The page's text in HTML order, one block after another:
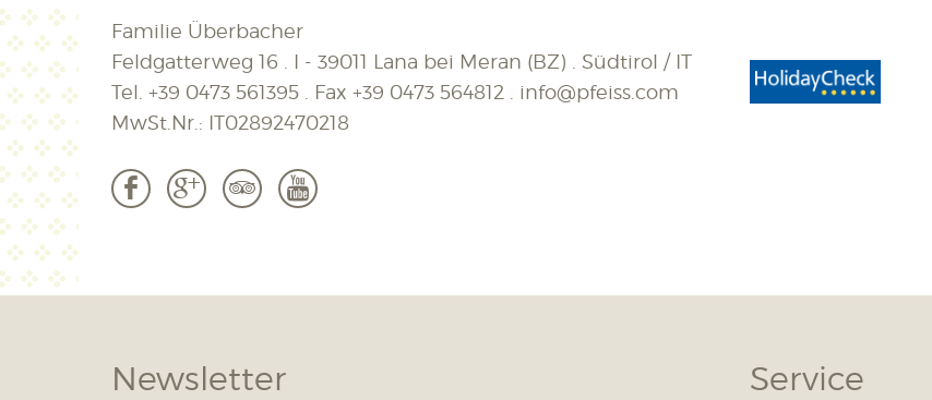
Familie Überbacher
Feldgatterweg 16 . I - 39011 Lana bei Meran (BZ) . Südtirol / IT
Tel. +39 0473 561395 . Fax +39 0473 564812
info@pfeiss.com
MwSt.Nr.: IT02892470218
b c 3 r
Newsletter Service